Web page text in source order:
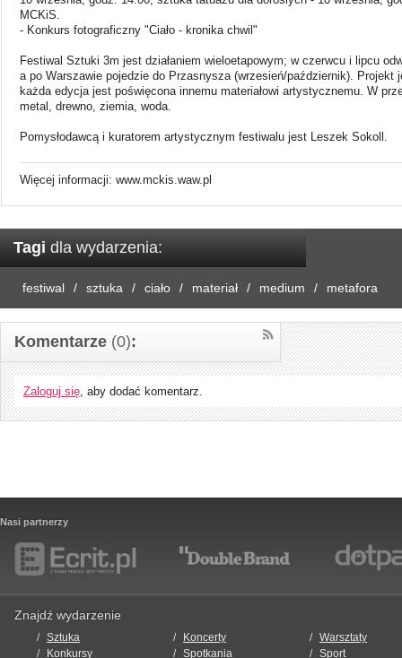
MCKiS.
- Konkurs fotograficzny "Ciało - kronika chwil"
Festiwal Sztuki 3m jest działaniem wieloetapowym; w czerwcu i lipcu
a po Warszawie pojedzie do Przasnysza (wrzesień/październik). Projekt
każda edycja jest poświęcona innemu materiałowi artystycznemu. W
metal, drewno, ziemia, woda.
Pomysłodawcą i kuratorem artystycznym festiwalu jest Leszek Sokoll.
Więcej informacji: www.mckis.waw.pl
Tagi dla wydarzenia:
festiwal sztuka ciało materiał medium metafora
Komentarze (0):
Zaloguj się, aby dodać komentarz.
Nasi partnerzy
Znajdź wydarzenie
Sztuka Koncerty
Warsztaty
Konkursy
Spotkania
Sport